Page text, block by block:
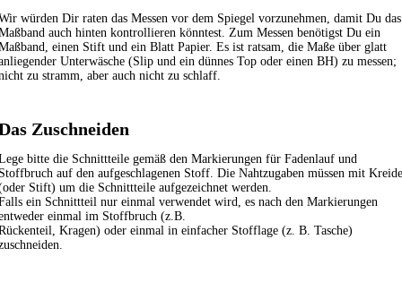
würden Dir raten das Messen vor dem Spiegel vorzunehmen, damit Du das
auch hinten kontrollieren könntest. Zum Messen benötigst Du ein
einen Stift und ein Blatt Papier. Es ist ratsam, die Maße über glatt
Unterwäsche (Slip und ein dünnes Top oder einen BH) zu messen;
zu stramm, aber auch nicht zu schlaff.
Zuschneiden
bitte die Schnittteile gemäß den Markierungen für Fadenlauf und
auf den aufgeschlagenen Stoff. Die Nahtzugaben müssen mit Kreide
Stift) um die Schnittteile aufgezeichnet werden.
ein Schnittteil nur einmal verwendet wird, es nach den Markierungen
einmal im Stoffbruch (z.B.
Kragen) oder einmal in einfacher Stofflage (z. B. Tasche)